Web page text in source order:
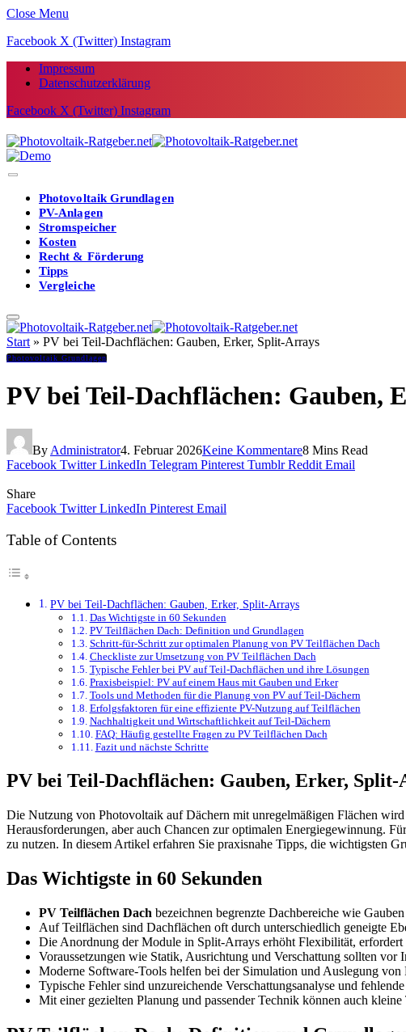
Close Menu
Facebook X (Twitter) Instagram
Impressum
Datenschutzerklärung
Facebook X (Twitter) Instagram
Photovoltaik Grundlagen
PV-Anlagen
Stromspeicher
Kosten
Recht & Förderung
Tipps
Vergleiche
Start » PV bei Teil-Dachflächen: Gauben, Erker, Split-Arrays
Photovoltaik Grundlagen
PV bei Teil-Dachflächen: Gauben,
By Administrator4. Februar 2026Keine Kommentare8 Mins Read
Facebook Twitter LinkedIn Telegram Pinterest Tumblr Reddit Email
Share
Facebook Twitter LinkedIn Pinterest Email
Table of Contents
PV bei Teil-Dachflächen: Gauben, Erker, Split-Arrays
Das Wichtigste in 60 Sekunden
PV Teilflächen Dach: Definition und Grundlagen
Schritt-für-Schritt zur optimalen Planung von PV Teilflächen Dach
Checkliste zur Umsetzung von PV Teilflächen Dach
Typische Fehler bei PV auf Teil-Dachflächen und ihre Lösungen
Praxisbeispiel: PV auf einem Haus mit Gauben und Erker
Tools und Methoden für die Planung von PV auf Teil-Dächern
Erfolgsfaktoren für eine effiziente PV-Nutzung auf Teilflächen
Nachhaltigkeit und Wirtschaftlichkeit auf Teil-Dächern
FAQ: Häufig gestellte Fragen zu PV Teilflächen Dach
Fazit und nächste Schritte
PV bei Teil-Dachflächen: Gauben, Erker,
Die Nutzung von Photovoltaik auf Dächern mit unregelmäßigen Flächen
Herausforderungen, aber auch Chancen zur optimalen Energiegewinnung.
zu nutzen. In diesem Artikel erfahren Sie praxisnahe Tipps, die wichtigsten
Das Wichtigste in 60 Sekunden
PV Teilflächen Dach bezeichnen begrenzte Dachbereiche wie
Auf Teilflächen sind Dachflächen oft durch unterschiedlich geneigte
Die Anordnung der Module in Split-Arrays erhöht Flexibilität, erfordert
Voraussetzungen wie Statik, Ausrichtung und Verschattung sollten vor
Moderne Software-Tools helfen bei der Simulation und Auslegung
Typische Fehler sind unzureichende Verschattungsanalyse und
Mit einer gezielten Planung und passender Technik können auch